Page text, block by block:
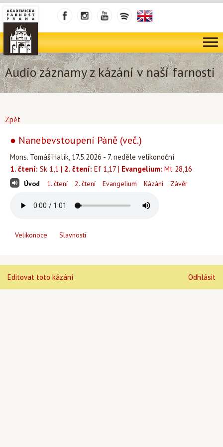
Audio záznamy z kázání v naší farnosti
Zpět
● Nanebevstoupení Páně (več.)
Mons. Tomáš Halík, 17.5.2026 - 7. neděle velikonoční
1. čtení: Sk 1,1 | 2. čtení: Ef 1,17 | Evangelium: Mt 28,16
Úvod 1. čtení 2. čtení Evangelium Kázání Závěr
Velikonoce Slavnosti
Editovat toto kázání Odhlásit